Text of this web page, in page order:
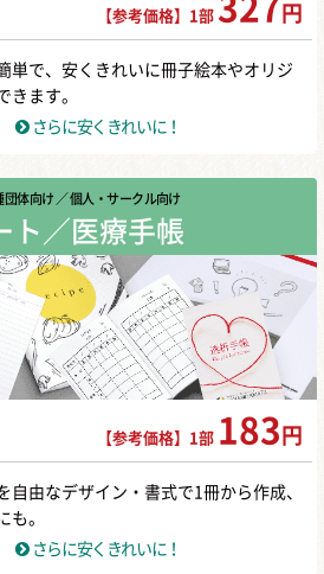
【参考価格】1部 327 円
単で、安くきれいに冊子絵本やオリジ
きます。
さらに安くきれいに！
団体向け ／ 個人・サークル向け
ト／医療手帳
【参考価格】1部 183 円
自由なデザイン・書式で1冊から作成、
も。
さらに安くきれいに！